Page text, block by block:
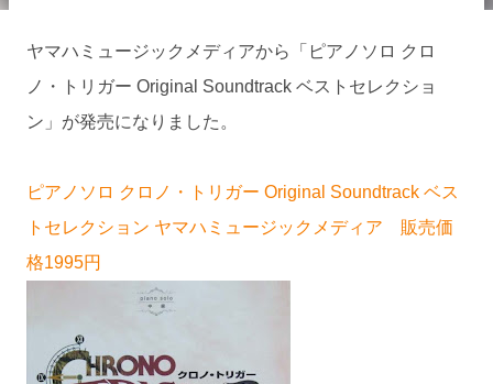
ヤマハミュージックメディアから「ピアノソロ クロ
ノ・トリガー Original Soundtrack ベストセレクショ
ン」が発売になりました。
ピアノソロ クロノ・トリガー Original Soundtrack ベス
トセレクション ヤマハミュージックメディア 販売価
格1995円